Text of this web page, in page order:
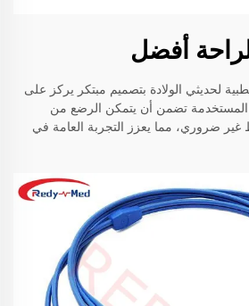
أفضل
لحديثي الولادة بتصميم مبتكر يركز على
المستخدمة تضمن أن يتمكن الرضع من
ضروري، مما يعزز التجربة العامة في